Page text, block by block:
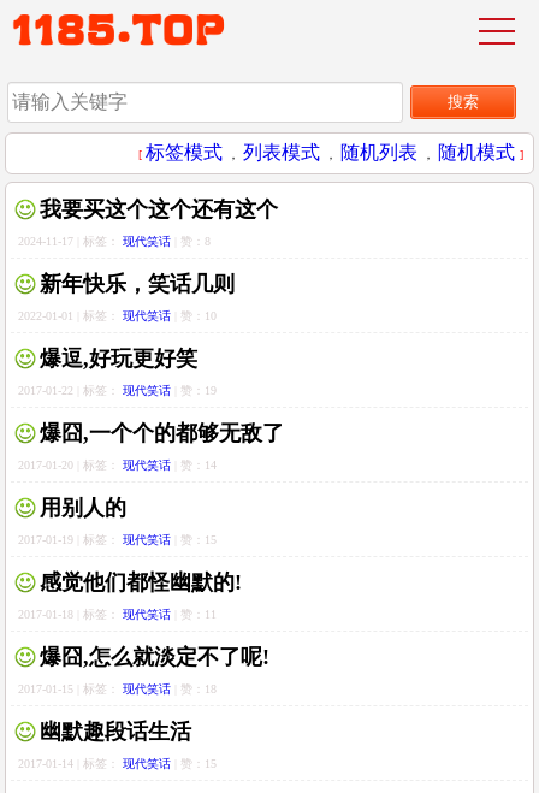
[ 标签模式 ， 列表模式 ， 随机列表 ， 随机模式 ]
我要买这个这个还有这个
2024-11-17 | 标签： 现代笑话 | 赞：8
新年快乐，笑话几则
2022-01-01 | 标签： 现代笑话 | 赞：10
爆逗,好玩更好笑
2017-01-22 | 标签： 现代笑话 | 赞：19
爆囧,一个个的都够无敌了
2017-01-20 | 标签： 现代笑话 | 赞：14
用别人的
2017-01-19 | 标签： 现代笑话 | 赞：15
感觉他们都怪幽默的!
2017-01-18 | 标签： 现代笑话 | 赞：11
爆囧,怎么就淡定不了呢!
2017-01-15 | 标签： 现代笑话 | 赞：18
幽默趣段话生活
2017-01-14 | 标签： 现代笑话 | 赞：15